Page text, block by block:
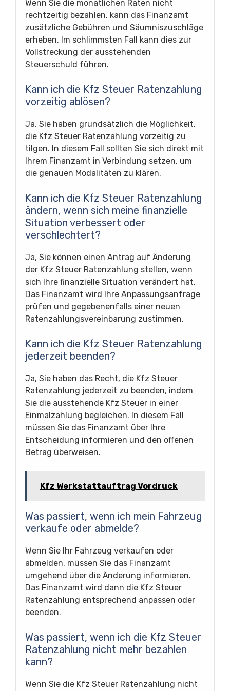
Wenn Sie die monatlichen Raten nicht
rechtzeitig bezahlen, kann das Finanzamt
zusätzliche Gebühren und Säumniszuschläge
erheben. Im schlimmsten Fall kann dies zur
Vollstreckung der ausstehenden
Steuerschuld führen.
Kann ich die Kfz Steuer Ratenzahlung
vorzeitig ablösen?
Ja, Sie haben grundsätzlich die Möglichkeit,
die Kfz Steuer Ratenzahlung vorzeitig zu
tilgen. In diesem Fall sollten Sie sich direkt mit
Ihrem Finanzamt in Verbindung setzen, um
die genauen Modalitäten zu klären.
Kann ich die Kfz Steuer Ratenzahlung
ändern, wenn sich meine finanzielle
Situation verbessert oder
verschlechtert?
Ja, Sie können einen Antrag auf Änderung
der Kfz Steuer Ratenzahlung stellen, wenn
sich Ihre finanzielle Situation verändert hat.
Das Finanzamt wird Ihre Anpassungsanfrage
prüfen und gegebenenfalls einer neuen
Ratenzahlungsvereinbarung zustimmen.
Kann ich die Kfz Steuer Ratenzahlung
jederzeit beenden?
Ja, Sie haben das Recht, die Kfz Steuer
Ratenzahlung jederzeit zu beenden, indem
Sie die ausstehende Kfz Steuer in einer
Einmalzahlung begleichen. In diesem Fall
müssen Sie das Finanzamt über Ihre
Entscheidung informieren und den offenen
Betrag überweisen.
Kfz Werkstattauftrag Vordruck
Was passiert, wenn ich mein Fahrzeug
verkaufe oder abmelde?
Wenn Sie Ihr Fahrzeug verkaufen oder
abmelden, müssen Sie das Finanzamt
umgehend über die Änderung informieren.
Das Finanzamt wird dann die Kfz Steuer
Ratenzahlung entsprechend anpassen oder
beenden.
Was passiert, wenn ich die Kfz Steuer
Ratenzahlung nicht mehr bezahlen
kann?
Wenn Sie die Kfz Steuer Ratenzahlung nicht